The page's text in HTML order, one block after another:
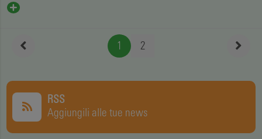
1 2
RSS
Aggiungili alle tue news